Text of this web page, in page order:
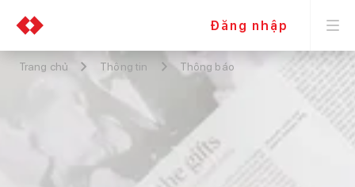
Đăng nhập
Trang chủ Thông tin Thông báo